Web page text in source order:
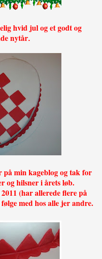
hvid jul og et godt og
nytår.
min kageblog og tak for
og hilsner i årets løb.
(har allerede flere på
med hos alle jer andre.